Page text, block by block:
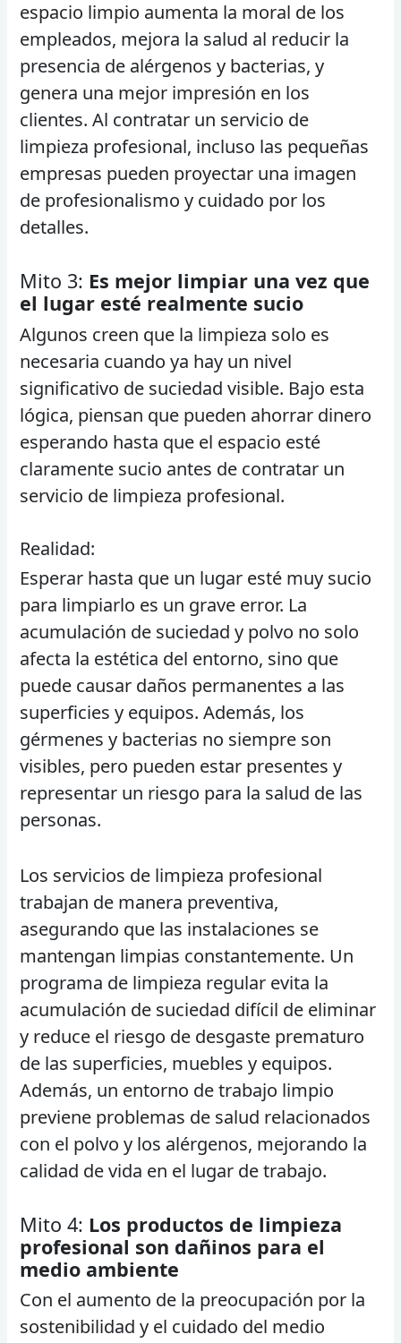
espacio limpio aumenta la moral de los
empleados, mejora la salud al reducir la
presencia de alérgenos y bacterias, y
genera una mejor impresión en los
clientes. Al contratar un servicio de
limpieza profesional, incluso las pequeñas
empresas pueden proyectar una imagen
de profesionalismo y cuidado por los
detalles.
Mito 3: Es mejor limpiar una vez que
el lugar esté realmente sucio
Algunos creen que la limpieza solo es
necesaria cuando ya hay un nivel
significativo de suciedad visible. Bajo esta
lógica, piensan que pueden ahorrar dinero
esperando hasta que el espacio esté
claramente sucio antes de contratar un
servicio de limpieza profesional.
Realidad:
Esperar hasta que un lugar esté muy sucio
para limpiarlo es un grave error. La
acumulación de suciedad y polvo no solo
afecta la estética del entorno, sino que
puede causar daños permanentes a las
superficies y equipos. Además, los
gérmenes y bacterias no siempre son
visibles, pero pueden estar presentes y
representar un riesgo para la salud de las
personas.
Los servicios de limpieza profesional
trabajan de manera preventiva,
asegurando que las instalaciones se
mantengan limpias constantemente. Un
programa de limpieza regular evita la
acumulación de suciedad difícil de eliminar
y reduce el riesgo de desgaste prematuro
de las superficies, muebles y equipos.
Además, un entorno de trabajo limpio
previene problemas de salud relacionados
con el polvo y los alérgenos, mejorando la
calidad de vida en el lugar de trabajo.
Mito 4: Los productos de limpieza
profesional son dañinos para el
medio ambiente
Con el aumento de la preocupación por la
sostenibilidad y el cuidado del medio